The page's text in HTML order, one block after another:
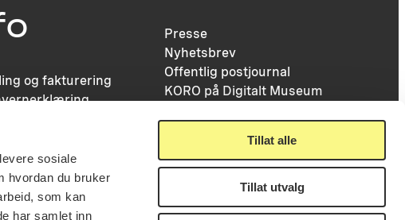
sosiale
hvordan du bruker
som kan
har samlet inn
Tillat alle
Tillat utvalg
og fakturering
logo
Presse
Nyhetsbrev
Offentlig postjournal
KORO på Digitalt Museum